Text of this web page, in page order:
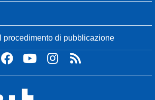
procedimento di pubblicazione